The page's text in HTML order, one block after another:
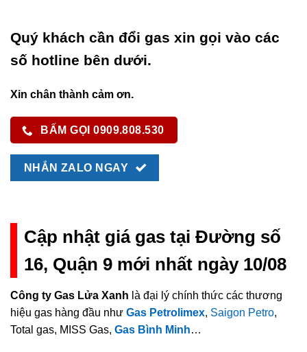
Quý khách cần đổi gas xin gọi vào các
số hotline bên dưới.
Xin chân thành cảm ơn.
BẤM GỌI 0909.808.530
NHẮN ZALO NGAY
Cập nhật giá gas tại Đường số
16, Quận 9 mới nhất ngày 10/08
Công ty Gas Lửa Xanh là đại lý chính thức các thương
hiệu gas hàng đầu như Gas Petrolimex, Saigon Petro,
Total gas, MISS Gas, Gas Bình Minh…